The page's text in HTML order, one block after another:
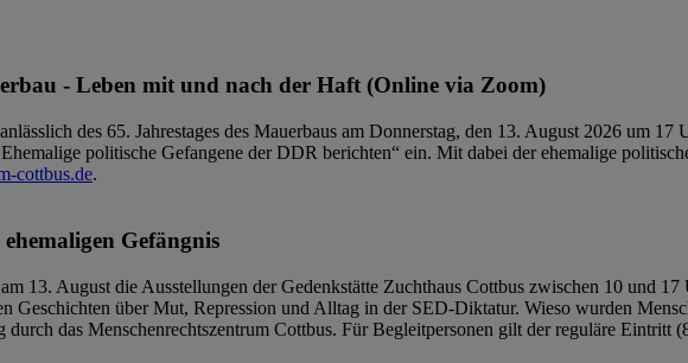
- Leben mit und nach der Haft (Online via Zoom)
des 65. Jahrestages des Mauerbaus am Donnerstag, den 13. August 2026 um
politische Gefangene der DDR berichten“ ein. Mit dabei der ehemalige
cottbus.de.
Gefängnis
13. August die Ausstellungen der Gedenkstätte Zuchthaus Cottbus zwischen 10 und
Geschichten über Mut, Repression und Alltag in der SED-Diktatur. Wieso wurden
das Menschenrechtszentrum Cottbus. Für Begleitpersonen gilt der reguläre Eintritt